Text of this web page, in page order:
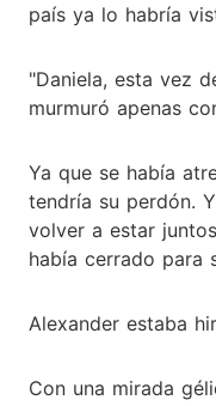
país ya lo habría
"Daniela, esta vez
murmuró apenas
Ya que se había
tendría su perdón.
volver a estar
había cerrado para
Alexander estaba
Con una mirada